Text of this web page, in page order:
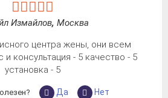
Измайлов, Москва
центра жены, они всем
консультация - 5 качество - 5
установка - 5
Да Нет